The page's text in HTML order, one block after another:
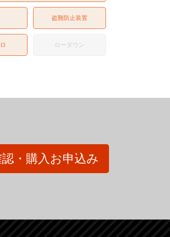
盗難防止装置
ローダウン
・購入お申込み